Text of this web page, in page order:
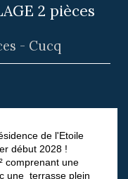
2 pièces
- Cucq
de l'Etoile
début 2028 !
comprenant une
une terrasse plein